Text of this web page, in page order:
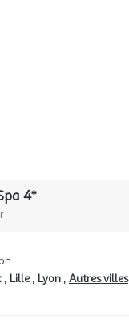
4*
Lille Lyon Autres villes